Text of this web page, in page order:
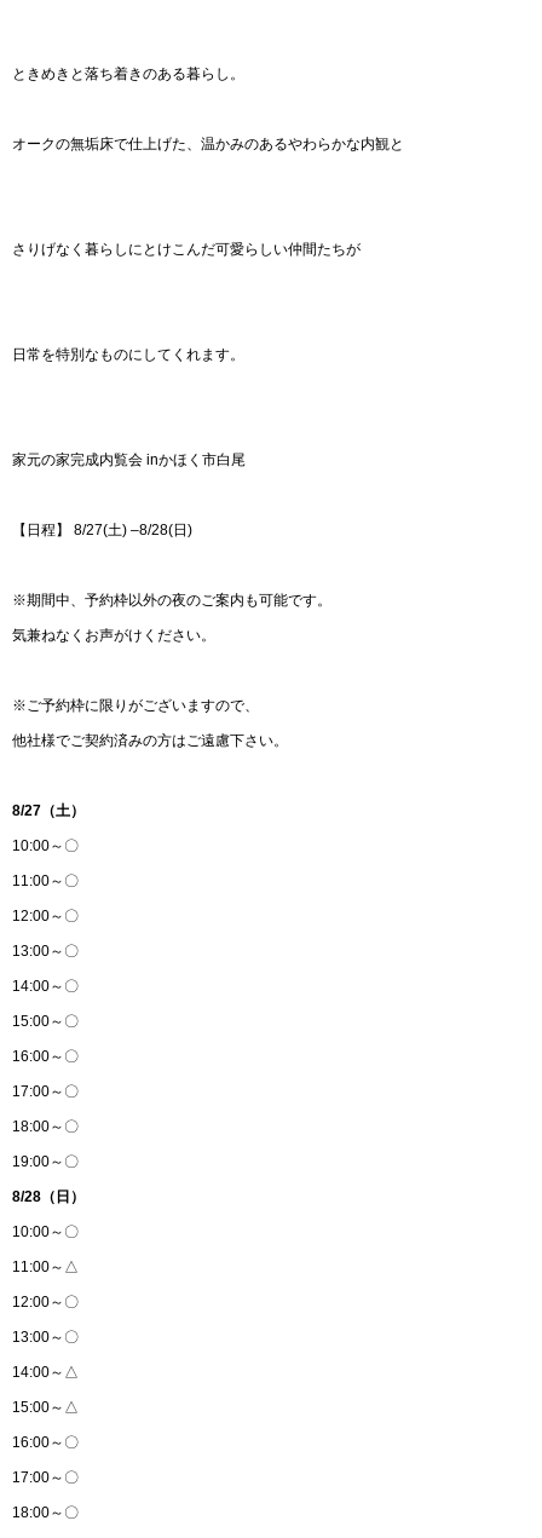
ときめきと落ち着きのある暮らし。
オークの無垢床で仕上げた、温かみのあるやわらかな内観と
さりげなく暮らしにとけこんだ可愛らしい仲間たちが
日常を特別なものにしてくれます。
家元の家完成内覧会 inかほく市白尾
【日程】 8/27(土) –8/28(日)
※期間中、予約枠以外の夜のご案内も可能です。
気兼ねなくお声がけください。
※ご予約枠に限りがございますので、
他社様でご契約済みの方はご遠慮下さい。
8/27（土）
10:00～〇
11:00～〇
12:00～〇
13:00～〇
14:00～〇
15:00～〇
16:00～〇
17:00～〇
18:00～〇
19:00～〇
8/28（日）
10:00～〇
11:00～△
12:00～〇
13:00～〇
14:00～△
15:00～△
16:00～〇
17:00～〇
18:00～〇